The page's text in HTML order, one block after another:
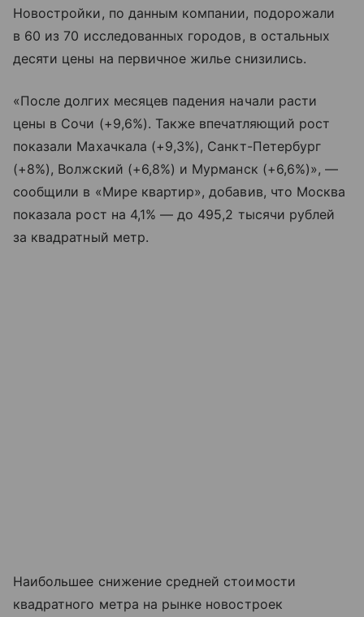
Новостройки, по данным компании, подорожали
в 60 из 70 исследованных городов, в остальных
десяти цены на первичное жилье снизились.
«После долгих месяцев падения начали расти
цены в Сочи (+9,6%). Также впечатляющий рост
показали Махачкала (+9,3%), Санкт-Петербург
(+8%), Волжский (+6,8%) и Мурманск (+6,6%)», —
сообщили в «Мире квартир», добавив, что Москва
показала рост на 4,1% — до 495,2 тысячи рублей
за квадратный метр.
Наибольшее снижение средней стоимости
квадратного метра на рынке новостроек